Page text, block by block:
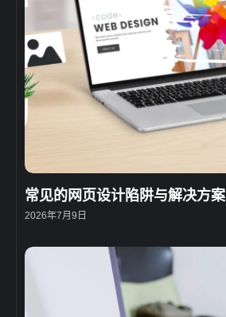
常见的网页设计陷阱与解决方案
2026年7月9日